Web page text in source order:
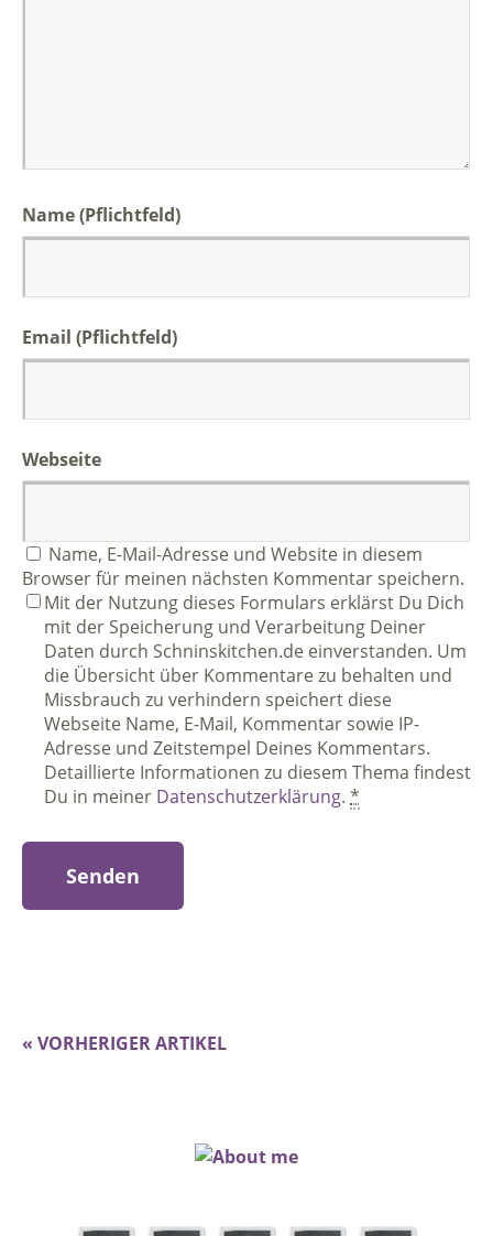
Name (Pflichtfeld)
Email (Pflichtfeld)
Webseite
Name, E-Mail-Adresse und Website in diesem
Browser für meinen nächsten Kommentar speichern.
Mit der Nutzung dieses Formulars erklärst Du Dich
mit der Speicherung und Verarbeitung Deiner
Daten durch Schninskitchen.de einverstanden. Um
die Übersicht über Kommentare zu behalten und
Missbrauch zu verhindern speichert diese
Webseite Name, E-Mail, Kommentar sowie IP-
Adresse und Zeitstempel Deines Kommentars.
Detaillierte Informationen zu diesem Thema findest
Du in meiner Datenschutzerklärung. *
« VORHERIGER ARTIKEL